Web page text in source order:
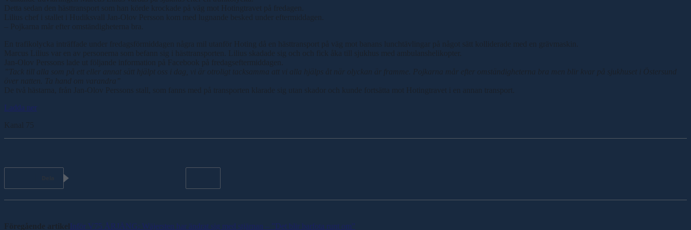
Detta sedan den hästtransport som han körde krockade på väg mot Hotingtravet på fredagen.
Lilius chef i stallet i Hudiksvall Jan-Olov Persson kom med lugnande besked under eftermiddagen.
– Pojkarna mår efter omständigheterna bra.
En trafikolycka inträffade under fredagsförmiddagen några mil utanför Hoting då en hästtransport på väg mot banans lunchtävlingar på något sätt kolliderade med en grävmaskin.
Marcus Lilius var en av personerna som befann sig i hästtransporten. Lilius skadade sig och och fick åka till sjukhus med ambulanshelikopter.
Jan-Olov Perssons lade ut följande information på Facebook på fredagseftermiddagen.
”Tack till alla som på ett eller annat sätt hjälpt oss i dag, vi är otroligt tacksamma att vi alla hjälps åt när olyckan är framme. Pojkarna mår efter omständigheterna bra men blir kvar på sjukhuset i Östersund
över natten. Ta hand om varandra”
De två hästarna, från Jan-Olov Perssons stall, som fanns med på transporten klarade sig utan skador och kunde fortsätta mot Hotingtravet i en annan transport.
Ladda ner
Kanal 75
Föregående artikelInför V75 ÅRJÄNG: Wäjersten har ändrat sig med stjärnan – ”Det blir barfota runt om”